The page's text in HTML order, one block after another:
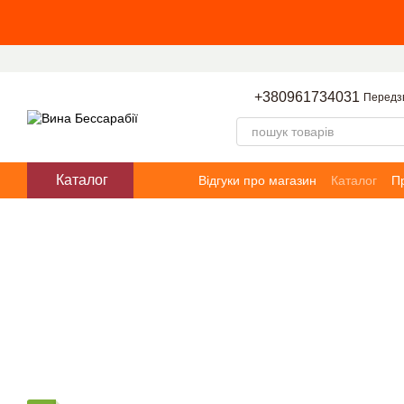
+380961734031
Каталог Відгуки про магазин Каталог